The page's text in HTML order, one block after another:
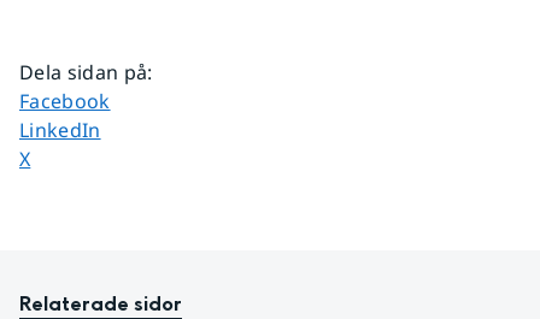
Dela sidan på:
Dela sidan på
Facebook
Dela sidan på
LinkedIn
Dela sidan på
X
Relaterade sidor